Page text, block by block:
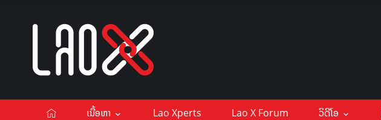
ເນື້ອຫາ Lao Xperts Lao X Forum ວິດີໂອ